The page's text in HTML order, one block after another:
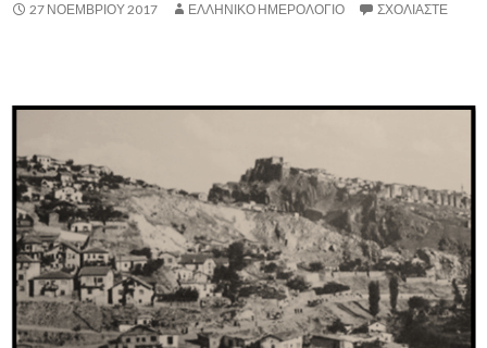
27 ΝΟΕΜΒΡΊΟΥ 2017 ΕΛΛΗΝΙΚΟ ΗΜΕΡΟΛΟΓΙΟ ΣΧΟΛΙΆΣΤΕ